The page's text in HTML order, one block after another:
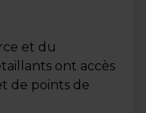
et du
ont accès
de points de